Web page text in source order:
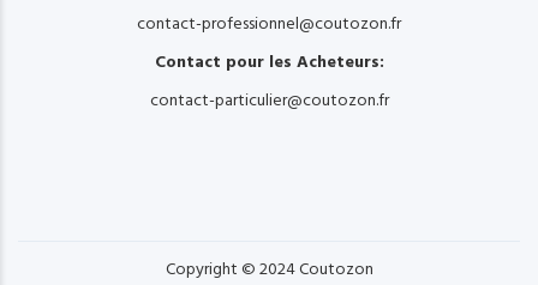
contact-professionnel@coutozon.fr
Contact pour les Acheteurs:
contact-particulier@coutozon.fr
Copyright © 2024 Coutozon